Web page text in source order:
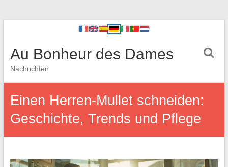
Au Bonheur des Dames
Nachrichten
Einen Herren-Mullet schneiden:
Geschichte, Trends und Pflege